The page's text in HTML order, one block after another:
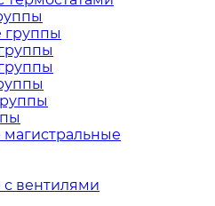
группы
вентилями